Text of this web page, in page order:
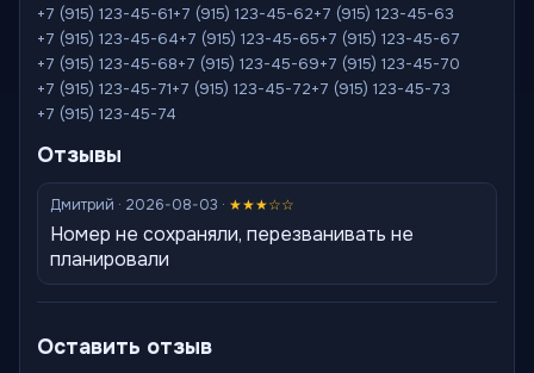
+7 (915) 123-45-61+7 (915) 123-45-62+7 (915) 123-45-63
+7 (915) 123-45-64+7 (915) 123-45-65+7 (915) 123-45-67
+7 (915) 123-45-68+7 (915) 123-45-69+7 (915) 123-45-70
+7 (915) 123-45-71+7 (915) 123-45-72+7 (915) 123-45-73
+7 (915) 123-45-74
Отзывы
Дмитрий · 2026-08-03 · ★★★☆☆
Номер не сохраняли, перезванивать не
планировали
Оставить отзыв